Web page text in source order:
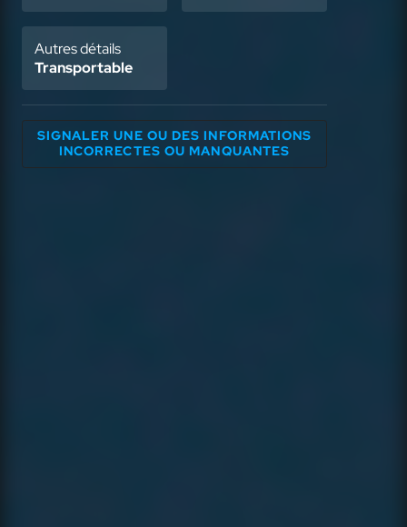
Autres détails
Transportable
SIGNALER UNE OU DES INFORMATIONS
INCORRECTES OU MANQUANTES